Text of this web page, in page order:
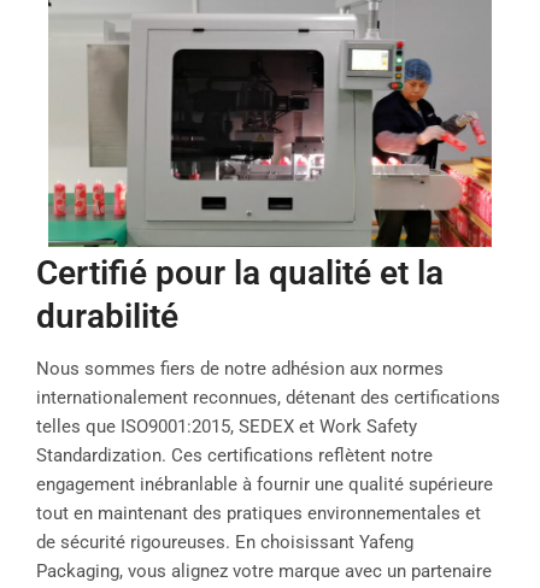
Certifié pour la qualité et la
durabilité
Nous sommes fiers de notre adhésion aux normes
internationalement reconnues, détenant des certifications
telles que ISO9001:2015, SEDEX et Work Safety
Standardization. Ces certifications reflètent notre
engagement inébranlable à fournir une qualité supérieure
tout en maintenant des pratiques environnementales et
de sécurité rigoureuses. En choisissant Yafeng
Packaging, vous alignez votre marque avec un partenaire